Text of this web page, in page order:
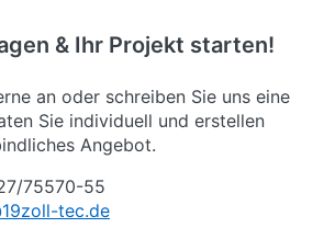
& Ihr Projekt starten!
an oder schreiben Sie uns eine
Sie individuell und erstellen
Angebot.
75570-55
tec.de